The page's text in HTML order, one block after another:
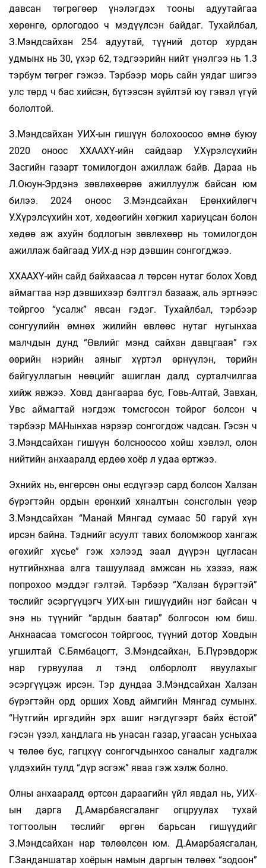
давсан төгрөгөөр үнэлэгдэх тооны адуутайгаа
хөрөнгө, орлогодоо ч мэдүүлсэн байдаг. Тухайлбал,
З.Мэндсайхан 254 адуутай, түүний дотор хурдан
удмынх нь 30, үхэр 62, тэдгээрийн нийт үнэлгээ нь 1.3
тэрбум төгрөг гэжээ. Тэрбээр морь сайн уядаг шигээ
улс төрд ч бас хийсэн, бүтээсэн зүйлтэй юү гэвэл үгүй
бололтой.
З.Мэндсайхан УИХ-ын гишүүн болохоосоо өмнө буюу
2020 оноос ХХААХҮ-ийн сайдаар У.Хүрэлсүхийн
Засгийн газарт томилогдон ажиллаж байв. Дараа нь
Л.Оюун-Эрдэнэ зөвлөхөөрөө ажиллуулж байсан юм
билээ. 2024 оноос З.Мэндсайхан Ерөнхийлөгч
У.Хүрэлсүхийн хот, хөдөөгийн хөгжил хариуцсан болон
хөдөө аж ахуйн бодлогын зөвлөхөөр нь томилогдон
ажиллаж байгаад УИХ-д нэр дэвшин сонгогджээ.
ХХААХҮ-ийн сайд байхаасаа л төрсөн нутаг болох Ховд
аймагтаа нэр дэвшихээр бэлтгэл базааж, аль эртнээс
тойргоо “усалж” явсан гэдэг. Тухайлбал, тэрбээр
сонгуулийн өмнөх жилийн өвлөөс нутаг нугынхаа
малчдын дунд “Өвлийг мэнд сайхан давцгаая” гэх
өөрийн нэрийн аяныг хүртэл өрнүүлэн, төрийн
байгууллагын нөөцийг ашиглан далд сурталчилгаа
хийж явжээ. Ховд дангаараа бус, Говь-Алтай, Завхан,
Увс аймагтай нэгдэж томсгосон тойрог болсон ч
тэрбээр МАНынхаа нэрээр сонгогдож чадсан. Гэсэн ч
З.Мэндсайхан гишүүн болсноосоо хойш хэвлэл, олон
нийтийн анхааралд ердөө хоёр л удаа өртжээ.
Эхнийх нь, өнгөрсөн оны есдүгээр сард болсон Халзан
бүрэгтэйн ордын ерөнхий хяналтын сонсголын үеэр
З.Мэндсайхан “Манай Мянгад сумаас 50 гаруй хүн
ирсэн байна. Тэднийг асуулт тавих боломжоор хангаж
өгөхийг хүсье” гэж хэлээд заал дүүрэн цугласан
нутгийнхнаа алга ташуулаад амжсан нь хэзээ, яаж
попрохоо мэддэг гэлтэй. Тэрбээр “Халзан бүрэгтэй”
төслийг эсэргүүцэгч УИХ-ын гишүүдийн нэг байсан ч
энэ нь түүнийг “ардын баатар” болгосон юм биш.
Анхнаасаа томсгосон тойргоос, түүний дотор Ховдын
угшилтай С.Бямбацогт, З.Мэндсайхан, Б.Пүрэвдорж
нар гурвуулаа л тэнд олборлолт явуулахыг
эсэргүүцэж ирсэн. Тэр дундаа З.Мэндсайхан Халзан
бүрэгтэйн орд орших Ховд аймгийн Мянгад сумынх.
“Нутгийн иргэдийн эрх ашиг нэгдүгээрт байх ёстой”
гэсэн үзэл, хандлага нь унасан газар, угаасан усныхаа
ч төлөө бус, гагцхүү сонгогчдынхоо саналыг хадгалж
үлдэхийн тулд “дүр эсгэж” яваа гэж хэлж болно.
Олны анхааралд өртсөн дараагийн үйл явдал нь, УИХ-
ын дарга Д.Амарбаясгаланг огцруулах тухай
тогтоолын төслийг өргөн барьсан гишүүдийг
З.Мэндсайхан нар төлөөлсөн юм. Д.Амарбаясгалан,
Г.Занданшатар хоёрын намын даргын төлөөх “зодоон”